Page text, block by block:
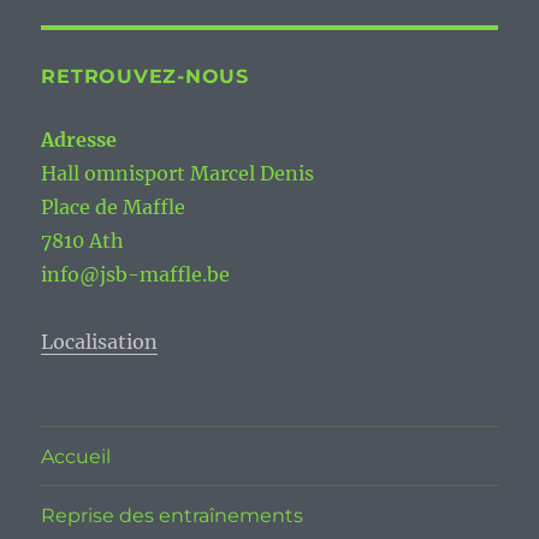
RETROUVEZ-NOUS
Adresse
Hall omnisport Marcel Denis
Place de Maffle
7810 Ath
info@jsb-maffle.be
Localisation
Accueil
Reprise des entraînements